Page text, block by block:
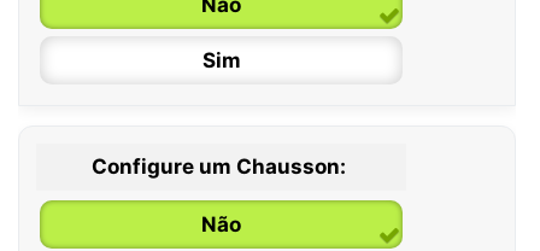
Não
Sim
0 / 6 meses
6 / 12 meses
Configure um Chausson:
Não